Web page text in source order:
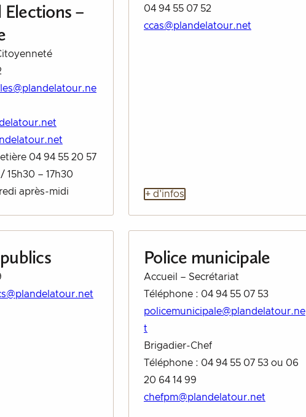
–
04 94 55 20 57
15h30 – 17h30
après-midi
04 94 55 07 52
ccas@plandelatour.net
+ d'infos
Police municipale
Accueil – Secrétariat
Téléphone : 04 94 55 07 53
policemunicipale@plandelatour.ne
t
Brigadier-Chef
Téléphone : 04 94 55 07 53 ou 06
20 64 14 99
chefpm@plandelatour.net